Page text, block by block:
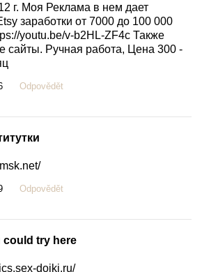
г. Моя Реклама в нем дает
заработки от 7000 до 100 000
youtu.be/v-b2HL-ZF4c Также
сайты. Ручная работа, Цена 300 -
Odpovědět
Odpovědět
could try here
dojki.ru/